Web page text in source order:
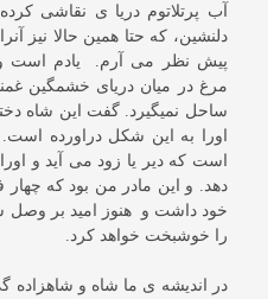
آب پرتلاتوم دریا ی نقاشی
دلنشین، که حتا همین حالا نیز
پیش نظر می آرم. یادم است
مرغ در میان دریای خشمگین
ساحل نمیگیرد. گفت این شاه
اورا به این شکل دراورده
است که دیر یا زود می آید و
دهد. و این مادر من بود که
خود داشت و هنوز امید بر وصل
را خوشبخت خواهد کرد.
در اندیشه ی ما شاه و شاهزاده